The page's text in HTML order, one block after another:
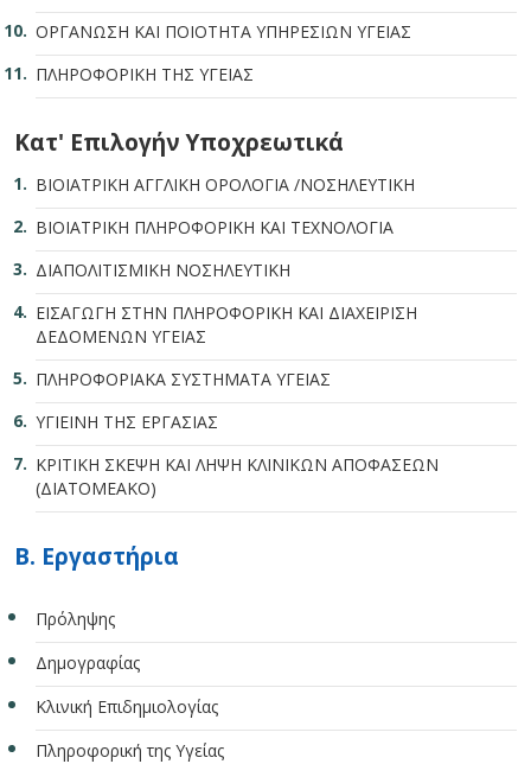
ΟΡΓΑΝΩΣΗ ΚΑΙ ΠΟΙΟΤΗΤΑ ΥΠΗΡΕΣΙΩΝ ΥΓΕΙΑΣ
ΠΛΗΡΟΦΟΡΙΚΗ ΤΗΣ ΥΓΕΙΑΣ
Κατ' Επιλογήν Υποχρεωτικά
ΒΙΟΙΑΤΡΙΚΗ ΑΓΓΛΙΚΗ ΟΡΟΛΟΓΙΑ /ΝΟΣΗΛΕΥΤΙΚΗ
ΒΙΟΙΑΤΡΙΚΗ ΠΛΗΡΟΦΟΡΙΚΗ ΚΑΙ ΤΕΧΝΟΛΟΓΙΑ
ΔΙΑΠΟΛΙΤΙΣΜΙΚΗ ΝΟΣΗΛΕΥΤΙΚΗ
ΕΙΣΑΓΩΓΗ ΣΤΗΝ ΠΛΗΡΟΦΟΡΙΚΗ ΚΑΙ ΔΙΑΧΕΙΡΙΣΗ
ΔΕΔΟΜΕΝΩΝ ΥΓΕΙΑΣ
ΠΛΗΡΟΦΟΡΙΑΚΑ ΣΥΣΤΗΜΑΤΑ ΥΓΕΙΑΣ
ΥΓΙΕΙΝΗ ΤΗΣ ΕΡΓΑΣΙΑΣ
ΚΡΙΤΙΚΗ ΣΚΕΨΗ ΚΑΙ ΛΗΨΗ ΚΛΙΝΙΚΩΝ ΑΠΟΦΑΣΕΩΝ
(ΔΙΑΤΟΜΕΑΚΟ)
B. Εργαστήρια
Πρόληψης
Δημογραφίας
Κλινική Επιδημιολογίας
Πληροφορική της Υγείας